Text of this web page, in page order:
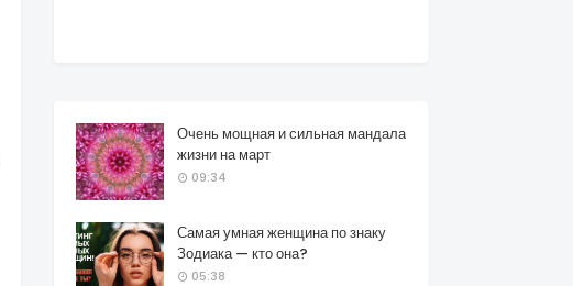
Очень мощная и сильная мандала
жизни на март
09:34
Самая умная женщина по знаку
Зодиака — кто она?
05:38